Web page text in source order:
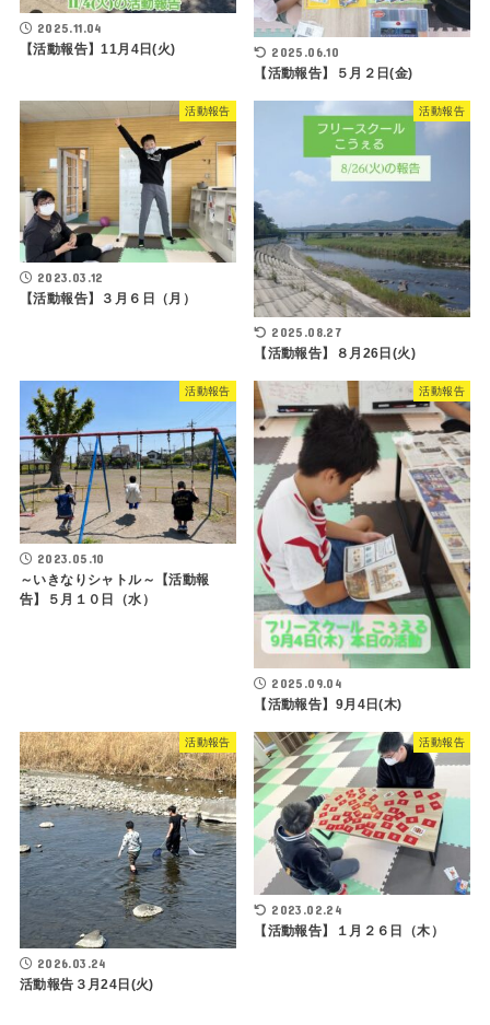
2025.11.04
【活動報告】11月4日(火) 2025.06.10
【活動報告】５月２日(金)
活動報告
2023.03.12
【活動報告】３月６日（月）
活動報告
2025.08.27
【活動報告】８月26日(火)
活動報告
2023.05.10
～いきなりシャトル～【活動報
告】５月１０日（水）
活動報告
2025.09.04
【活動報告】9月4日(木)
活動報告
2026.03.24
活動報告３月24日(火)
活動報告
2023.02.24
【活動報告】１月２６日（木）